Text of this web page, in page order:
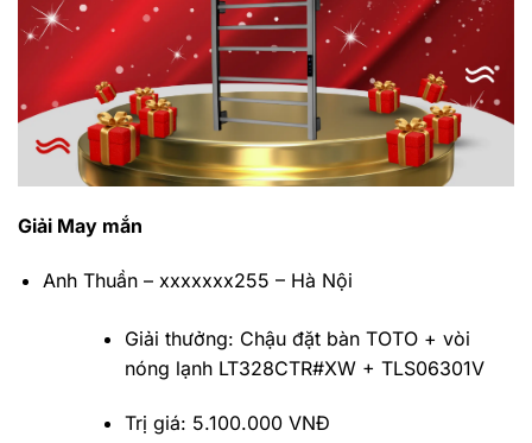
Giải May mắn
Anh Thuần – xxxxxxx255 – Hà Nội
Giải thưởng: Chậu đặt bàn TOTO + vòi
nóng lạnh LT328CTR#XW + TLS06301V
Trị giá: 5.100.000 VNĐ